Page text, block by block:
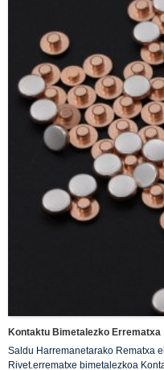
Kontaktu Bimetalezko Errematxa
Saldu Harremanetarako Rematxa
Rivet.errematxe bimetalezkoa